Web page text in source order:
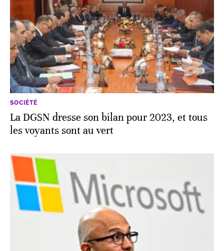
SOCIÉTÉ
La DGSN dresse son bilan pour 2023, et tous
les voyants sont au vert